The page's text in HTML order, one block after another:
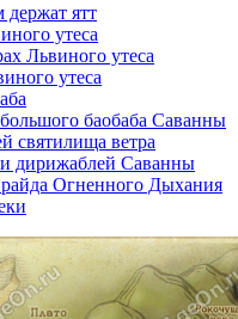
держат ятт
утеса
Львиного утеса
утеса
баобаба Саванны
святилища ветра
дирижаблей Саванны
Огненного Дыхания